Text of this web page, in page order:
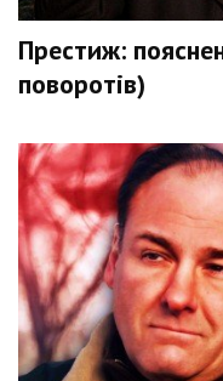
Престиж:
поворотів)